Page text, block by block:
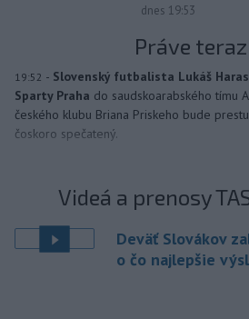
dnes 19:53
Práve teraz
19:52 - Slovenský futbalista Lukáš
Sparty Praha do saudskoarabského tímu
českého klubu Briana Priskeho bude
čoskoro spečatený.
Videá a prenosy
Deväť Slovákov
o čo najlepšie